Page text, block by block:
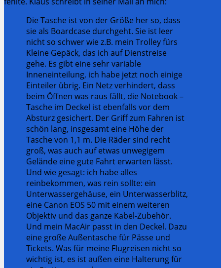
Die Tasche ist von der Größe her so, dass
sie als Boardcase durchgeht. Sie ist leer
nicht so schwer wie z.B. mein Trolley fürs
Kleine Gepäck, das ich auf Dienstreise
gehe. Es gibt eine sehr variable
Inneneinteilung, ich habe jetzt noch einige
Einteiler übrig. Ein Netz verhindert, dass
beim Öffnen was raus fällt, die Notebook –
Tasche im Deckel ist ebenfalls vor dem
Absturz gesichert. Der Griff zum Fahren ist
schön lang, insgesamt eine Höhe der
Tasche von 1,1 m. Die Räder sind recht
groß, was auch auf etwas unwegigem
Gelände eine gute Fahrt erwarten lässt.
Und wie gesagt: ich habe alles
reinbekommen, was rein sollte: ein
Unterwassergehäuse, ein Unterwasserblitz,
eine Canon EOS 50 mit einem weiteren
Objektiv und das ganze Kabel-Zubehör.
Und mein MacAir passt in den Deckel. Dazu
eine große Außentasche für Pässe und
Tickets. Was für meine Flugreisen nicht so
wichtig ist, es ist außen eine Halterung für